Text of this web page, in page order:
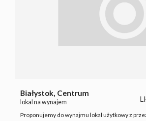
Białystok, Centrum
lokal na wynajem
Proponujemy do wynajmu lokal użytkowy z